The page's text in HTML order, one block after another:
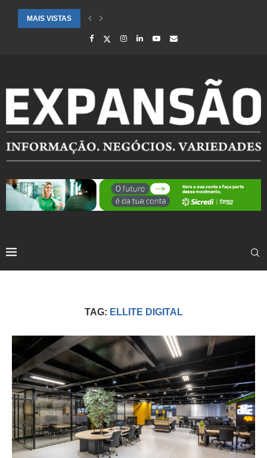
MAIS VISTAS
CIDADES ATENDIDAS PELO SEBRAE RS SÃO DESTAQUE EM
TAG: ELLITE DIGITAL